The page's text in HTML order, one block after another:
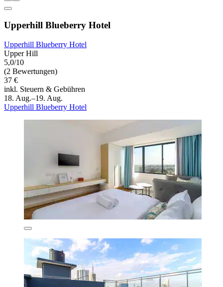
Upperhill Blueberry Hotel
Upperhill Blueberry Hotel
Upper Hill
5,0/10
(2 Bewertungen)
37 €
inkl. Steuern & Gebühren
18. Aug.–19. Aug.
Upperhill Blueberry Hotel